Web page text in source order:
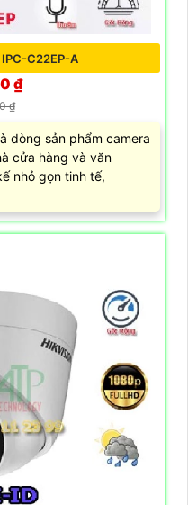
IPC-C22EP-A
₫
₫
dòng sản phẩm camera
cửa hàng và văn
nhỏ gọn tinh tế,